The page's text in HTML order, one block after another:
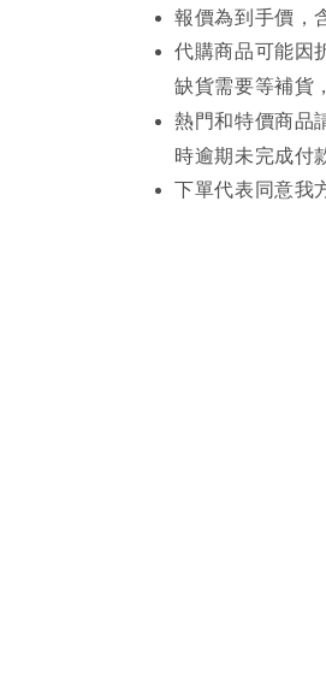
報價為到手價，
代購商品可能因
缺貨需要等補貨
熱門和特價商品
時逾期未完成付
下單代表同意我